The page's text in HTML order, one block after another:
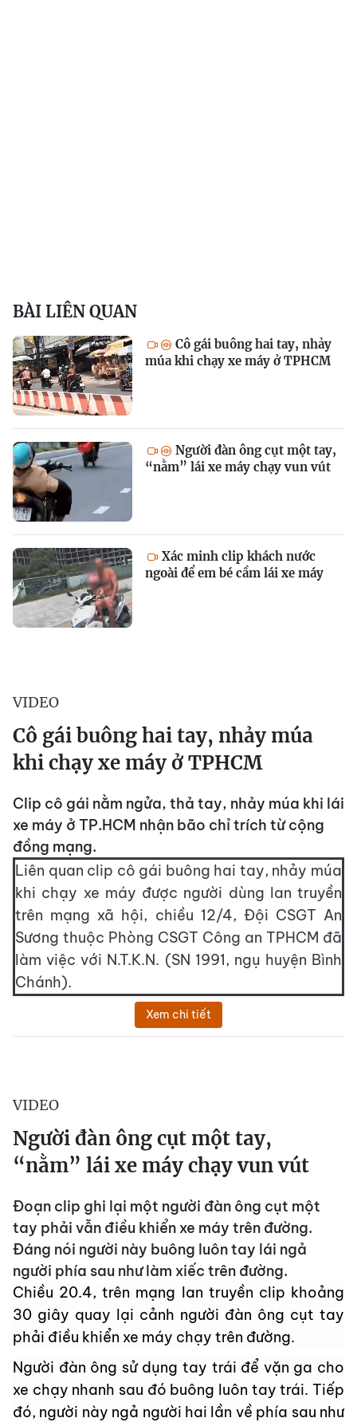
BÀI LIÊN QUAN
Cô gái buông hai tay, nhảy
múa khi chạy xe máy ở TPHCM
Người đàn ông cụt một tay,
“nằm” lái xe máy chạy vun vút
Xác minh clip khách nước
ngoài để em bé cầm lái xe máy
VIDEO
Cô gái buông hai tay, nhảy múa
khi chạy xe máy ở TPHCM
Clip cô gái nằm ngửa, thả tay, nhảy múa khi lái
xe máy ở TP.HCM nhận bão chỉ trích từ cộng
đồng mạng.
Liên quan clip cô gái buông hai tay, nhảy múa
khi chạy xe máy được người dùng lan truyền
trên mạng xã hội, chiều 12/4, Đội CSGT An
Sương thuộc Phòng CSGT Công an TPHCM đã
làm việc với N.T.K.N. (SN 1991, ngụ huyện Bình
Chánh).
Xem chi tiết
VIDEO
Người đàn ông cụt một tay,
“nằm” lái xe máy chạy vun vút
Đoạn clip ghi lại một người đàn ông cụt một
tay phải vẫn điều khiển xe máy trên đường.
Đáng nói người này buông luôn tay lái ngả
người phía sau như làm xiếc trên đường.
Chiều 20.4, trên mạng lan truyền clip khoảng
30 giây quay lại cảnh người đàn ông cụt tay
phải điều khiển xe máy chạy trên đường.
Người đàn ông sử dụng tay trái để vặn ga cho
xe chạy nhanh sau đó buông luôn tay trái. Tiếp
đó, người này ngả người hai lần về phía sau như